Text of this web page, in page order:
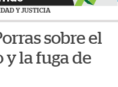
Y JUSTICIA
sobre el
y la fuga de